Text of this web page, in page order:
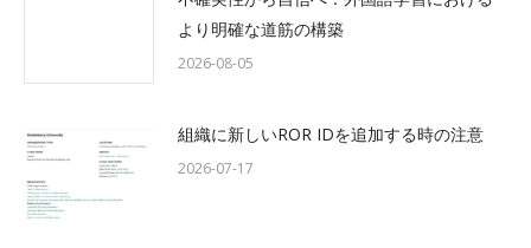
より明確な道筋の構築
2026-08-05
組織に新しいROR IDを追加する時の注意
2026-07-17